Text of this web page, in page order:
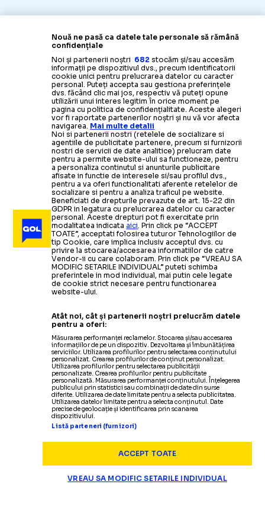
Nouă ne pasă ca datele tale personale să rămână
confidențiale
Noi și partenerii noștri 682 stocăm și/sau accesăm
informații pe dispozitivul dvs., precum identificatorii
cookie unici pentru prelucrarea datelor cu caracter
personal. Puteți accepta sau gestiona preferințele
dvs. făcând clic mai jos, respectiv vă puteți opune
utilizării unui interes legitim în orice moment pe
pagina cu politica de confidențialitate. Aceste alegeri
vor fi raportate partenerilor noștri și nu vă vor afecta
navigarea. Mai multe detalii
Noi si partenerii nostri (retelele de socializare si
agentiile de publicitate partenere, precum si furnizorii
nostri de servicii de date analitice) prelucram date
pentru a permite website-ului sa functioneze, pentru
a personaliza continutul si anunturile publicitare
afisate in functie de interesele si/sau profilul dvs.,
pentru a va oferi functionalitati aferente retelelor de
socializare si pentru a analiza traficul pe website.
Beneficiati de drepturile prevazute de art. 15-22 din
GDPR in legatura cu prelucrarea datelor cu caracter
personal. Aceste drepturi pot fi exercitate prin
modalitatea indicataaici. Prin click pe “ACCEPT
TOATE”, acceptati folosirea tuturor Tehnologiilor de
tip Cookie, care implica inclusiv acceptul dvs. cu
privire la stocarea/accesarea informatiilor de catre
Vendor-ii cu care colaboram. Prin click pe “VREAU SA
MODIFIC SETARILE INDIVIDUAL” puteti schimba
preferintele in mod individual, mai putin cele legate
de cookie strict necesare pentru functionarea
website-ului.
Atât noi, cât și partenerii noștri prelucrăm datele
pentru a oferi:
Măsurarea performanței reclamelor. Stocarea și/sau accesarea
informațiilor de pe un dispozitiv. Dezvoltarea și îmbunătățirea
serviciilor. Utilizarea profilurilor pentru selectarea conținutului
personalizat. Crearea profilurilor de conținut personalizat.
Utilizarea profilurilor pentru selectarea publicității
personalizate. Crearea profilurilor pentru publicitate
personalizată. Măsurarea performanței conținutului. Înțelegerea
publicului prin statistici sau combinații de date din surse
diferite. Utilizarea de date limitate pentru a selecta publicitatea.
Utilizarea datelor limitate pentru a selecta conținutul. Date
precise de geolocație și identificarea prin scanarea
dispozitivului.
Listă parteneri (furnizori)
ACCEPT TOATE
VREAU SA MODIFIC SETARILE INDIVIDUAL